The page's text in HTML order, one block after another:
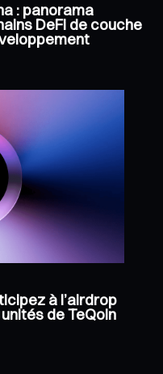
: panorama
DeFi de couche
à l’airdrop
de TeQoin